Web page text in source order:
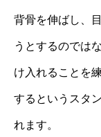
背骨を伸ばし、
うとするのでは
け入れることを
するというスタ
れます。